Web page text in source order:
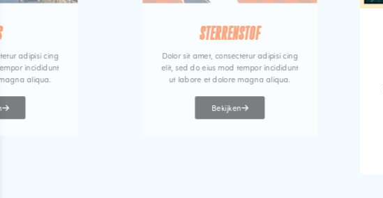
adipisi cing
incididunt
aliqua.
STERRENSTOF
Dolor sit amet, consectetur adipisi cing
elit, sed do eius mod tempor incididunt
ut labore et dolore magna aliqua.
Bekijken